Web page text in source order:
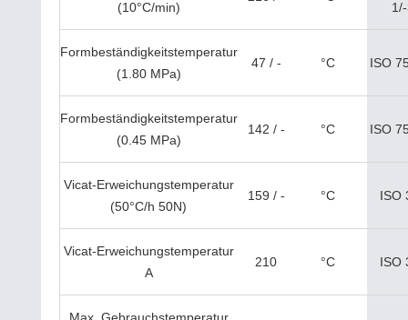
(10°C/min)
Formbeständigkeitstemperatur
(1.80 MPa)
47 / - °C ISO
Formbeständigkeitstemperatur
(0.45 MPa)
142 / - °C ISO
Vicat-Erweichungstemperatur
(50°C/h 50N)
159 / - °C ISO
Vicat-Erweichungstemperatur
A
210 °C ISO